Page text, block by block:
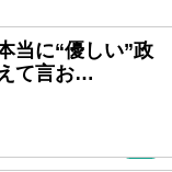
当に“優しい”政
て言お…